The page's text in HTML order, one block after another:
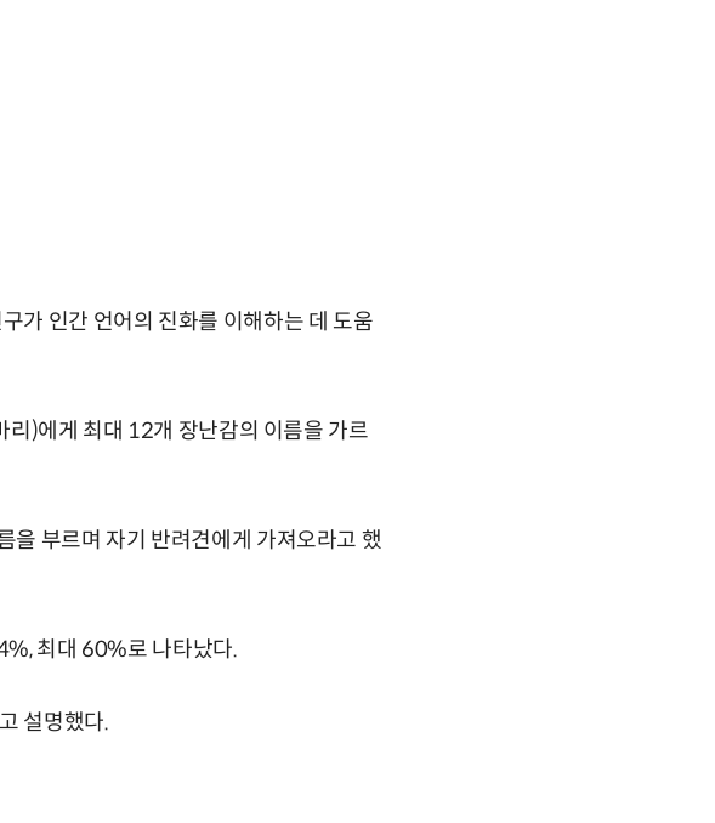
가 인간 언어의 진화를 이해하는 데 도움
)에게 최대 12개 장난감의 이름을 가르
을 부르며 자기 반려견에게 가져오라고 했
최대 60%로 나타났다.
설명했다.